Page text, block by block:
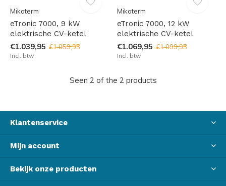
Mikoterm
eTronic 7000, 9 kW
elektrische CV-ketel
€1.039,95 €1.059,95
Incl. btw
Mikoterm
eTronic 7000, 12 kW
elektrische CV-ketel
€1.069,95 €1.099,95
Incl. btw
Seen 2 of the 2 products
Klantenservice
Mijn account
Bekijk onze producten